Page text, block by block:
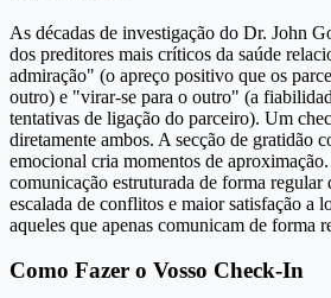
As décadas de investigação do Dr. John
dos preditores mais críticos da saúde
admiração" (o apreço positivo que os
outro) e "virar-se para o outro" (a
tentativas de ligação do parceiro). Um
diretamente ambos. A secção de gratidão
emocional cria momentos de
comunicação estruturada de forma regular
escalada de conflitos e maior satisfação a
aqueles que apenas comunicam de forma
Como Fazer o Vosso Check-In